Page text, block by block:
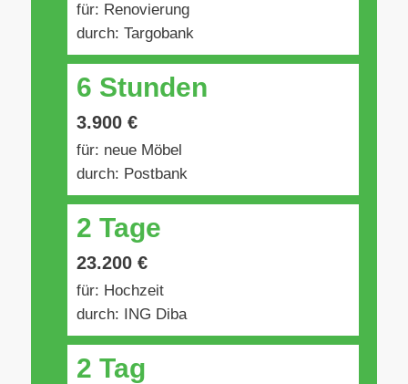
für: Renovierung
durch: Targobank
6 Stunden
3.900 €
für: neue Möbel
durch: Postbank
2 Tage
23.200 €
für: Hochzeit
durch: ING Diba
2 Tag